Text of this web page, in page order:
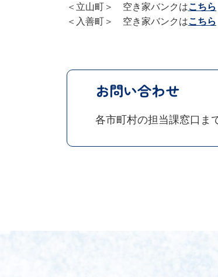
＜立山町＞ 空き家バンクはこちら
＜入善町＞ 空き家バンクはこちら
お問い合わせ
各市町村の担当課窓口ま